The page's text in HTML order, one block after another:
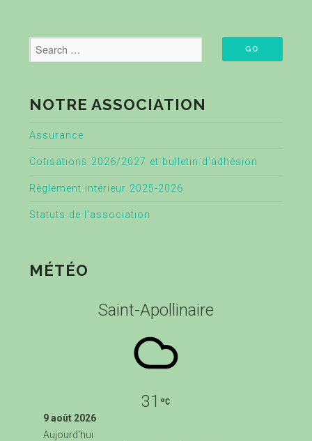
NOTRE ASSOCIATION
Assurance
Cotisations 2026/2027 et bulletin d’adhésion
Règlement intérieur 2025-2026
Statuts de l’association
MÉTÉO
Saint-Apollinaire
31
9 août 2026
Aujourd'hui